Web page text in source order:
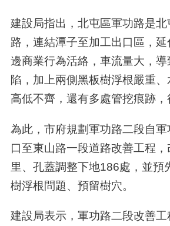
建設局指出，北屯區軍功路是
路，連結潭子至加工出口區，
邊商業行為活絡，車流量大，
陷，加上兩側黑板樹浮根嚴重
高低不齊，還有多處管挖痕跡，
為此，市府規劃軍功路二段自
口至東山路一段道路改善工程
里、孔蓋調整下地186處，並預
樹浮根問題、預留樹穴。
建設局表示，軍功路二段改善